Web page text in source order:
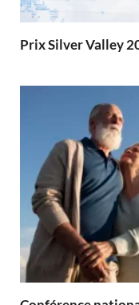
Prix Silver Valley